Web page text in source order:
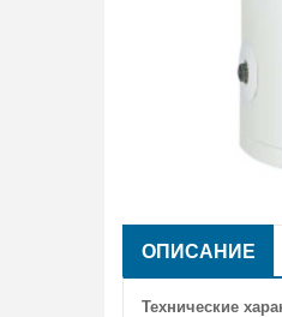
ОПИСАНИЕ
Технические